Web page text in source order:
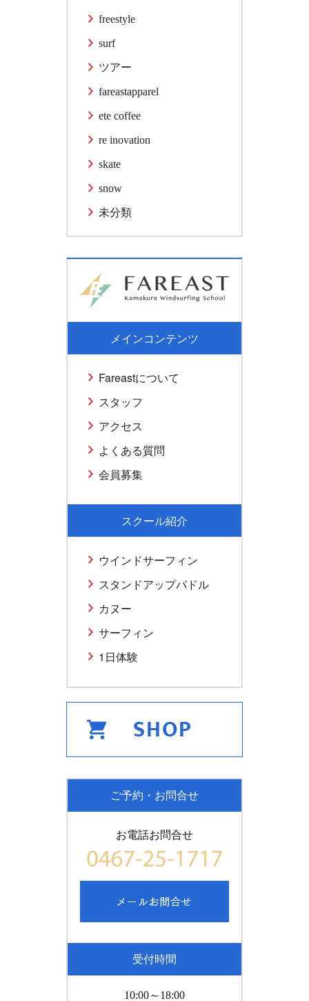
freestyle
surf
ツアー
fareastapparel
ete coffee
re inovation
skate
snow
未分類
メインコンテンツ
Fareastについて
スタッフ
アクセス
よくある質問
会員募集
スクール紹介
ウインドサーフィン
スタンドアップパドル
カヌー
サーフィン
1日体験
ご予約・お問合せ
お電話お問合せ
受付時間
10:00～18:00